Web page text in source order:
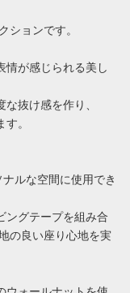
ションです。
情が感じられる美し
抜け感を作り、
。
ルな空間に使用でき
ングテープを組み合
の良い座り心地を実